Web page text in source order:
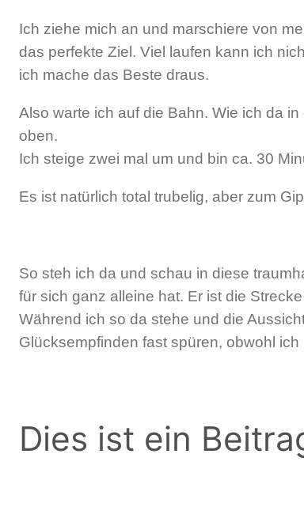
Ich ziehe mich an und marschiere von
das perfekte Ziel. Viel laufen kann ich
ich mache das Beste draus.
Also warte ich auf die Bahn. Wie ich da
oben.
Ich steige zwei mal um und bin ca. 30
Es ist natürlich total trubelig, aber zum
So steh ich da und schau in diese
für sich ganz alleine hat. Er ist die
Während ich so da stehe und die
Glücksempfinden fast spüren, obwohl
Dies ist ein